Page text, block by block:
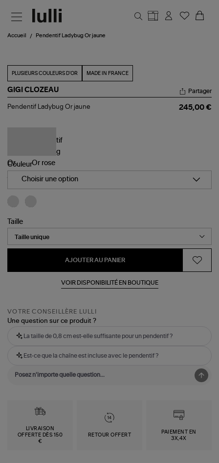
Accueil Pendentif Ladybug Or jaune
PLUSIEURS COULEURS D'OR MADE IN FRANCE
GIGI CLOZEAU
Pendentif
Partager
Pendentif Ladybug Or jaune 245,00 €
Couleur
Choisir une option
Taille
AJOUTER AU PANIER
VOIR DISPONIBILITÉ EN BOUTIQUE
VOTRE CONSEILLÈRE LULLI
Une question sur ce produit ?
La taille de 0,8 cm est-elle suffisante pour un pendentif ?
Est-ce que la chaîne est incluse avec le pendentif ?
LIVRAISON
OFFERTE DÈS 150
€
RETOUR OFFERT
PAIEMENT EN
3X,4X